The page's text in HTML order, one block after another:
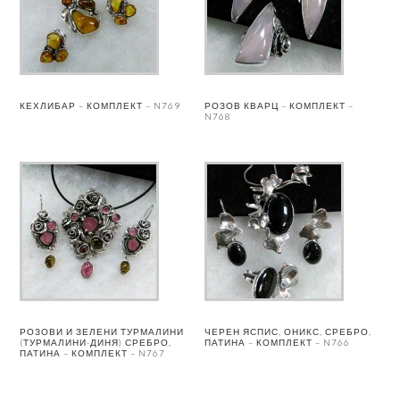
КЕХЛИБАР – КОМПЛЕКТ – N769
РОЗОВ КВАРЦ – КОМПЛЕКТ –
N768
РОЗОВИ И ЗЕЛЕНИ ТУРМАЛИНИ
(ТУРМАЛИНИ-ДИНЯ) СРЕБРО,
ПАТИНА – КОМПЛЕКТ – N767
ЧЕРЕН ЯСПИС, ОНИКС, СРЕБРО,
ПАТИНА – КОМПЛЕКТ – N766